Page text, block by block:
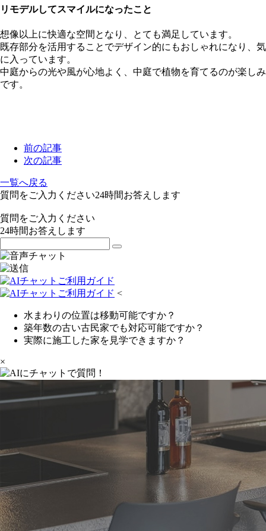
リモデルしてスマイルになったこと
想像以上に快適な空間となり、とても満足しています。
既存部分を活用することでデザイン的にもおしゃれになり、気
に入っています。
中庭からの光や風が心地よく、中庭で植物を育てるのが楽しみ
です。
前の記事
次の記事
一覧へ戻る
質問をご入力ください24時間お答えします
質問をご入力ください
24時間お答えします
<
水まわりの位置は移動可能ですか？
築年数の古い古民家でも対応可能ですか？
実際に施工した家を見学できますか？
×